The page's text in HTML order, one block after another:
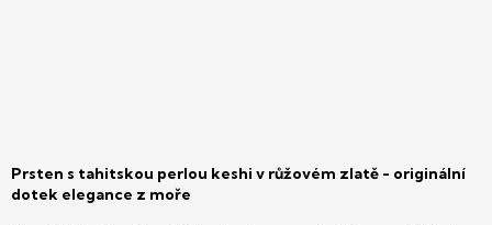
Prsten s tahitskou perlou keshi v růžovém zlatě - originální
dotek elegance z moře